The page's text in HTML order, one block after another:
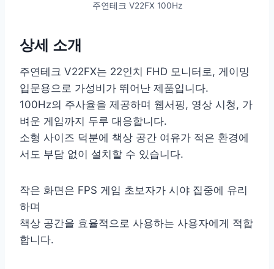
주연테크 V22FX 100Hz
상세 소개
주연테크 V22FX는 22인치 FHD 모니터로, 게이밍
입문용으로 가성비가 뛰어난 제품입니다.
100Hz의 주사율을 제공하며 웹서핑, 영상 시청, 가
벼운 게임까지 두루 대응합니다.
소형 사이즈 덕분에 책상 공간 여유가 적은 환경에
서도 부담 없이 설치할 수 있습니다.
작은 화면은 FPS 게임 초보자가 시야 집중에 유리
하며
책상 공간을 효율적으로 사용하는 사용자에게 적합
합니다.